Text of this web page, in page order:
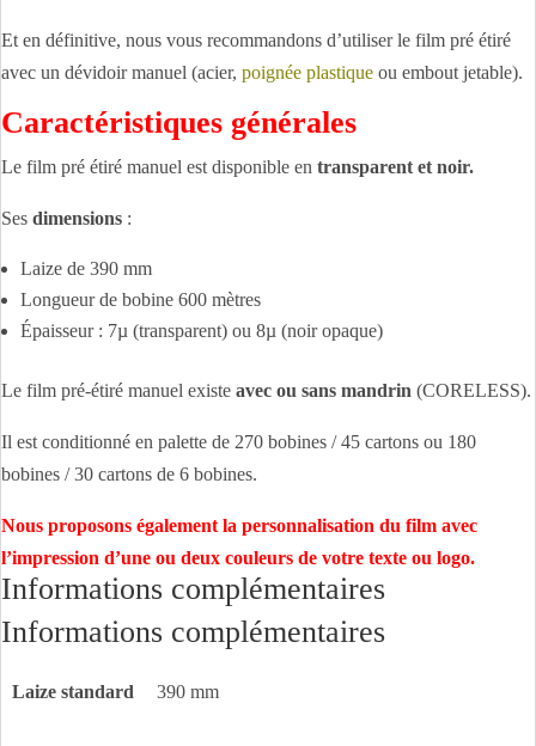
Et en définitive, nous vous recommandons d’utiliser le film pré étiré
avec un dévidoir manuel (acier, poignée plastique ou embout jetable).
Caractéristiques générales
Le film pré étiré manuel est disponible en transparent et noir.
Ses dimensions :
Laize de 390 mm
Longueur de bobine 600 mètres
Épaisseur : 7µ (transparent) ou 8µ (noir opaque)
Le film pré-étiré manuel existe avec ou sans mandrin (CORELESS).
Il est conditionné en palette de 270 bobines / 45 cartons ou 180
bobines / 30 cartons de 6 bobines.
Nous proposons également la personnalisation du film avec
l’impression d’une ou deux couleurs de votre texte ou logo.
Informations complémentaires
Informations complémentaires
Laize standard 390 mm